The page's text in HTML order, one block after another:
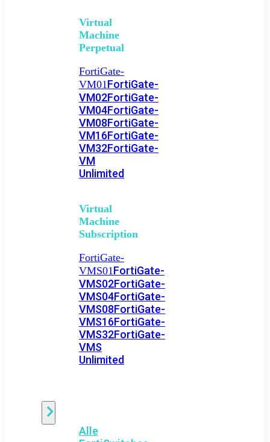
Virtual
Machine
Perpetual
FortiGate-
VM01FortiGate-
VM02FortiGate-
VM04FortiGate-
VM08FortiGate-
VM16FortiGate-
VM32FortiGate-
VM
Unlimited
Virtual
Machine
Subscription
FortiGate-
VMS01FortiGate-
VMS02FortiGate-
VMS04FortiGate-
VMS08FortiGate-
VMS16FortiGate-
VMS32FortiGate-
VMS
Unlimited
Alle